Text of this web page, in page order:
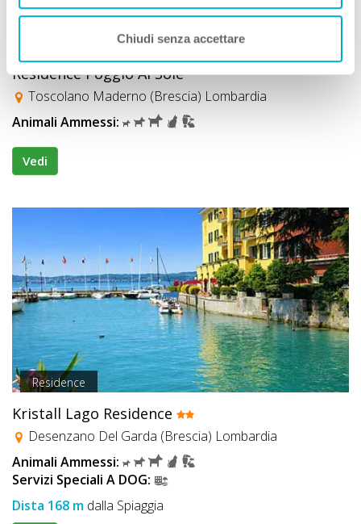
Chiudi senza accettare
Residence Poggio Al Sole
Toscolano Maderno (Brescia) Lombardia
Animali Ammessi:
Vedi
Residence
Kristall Lago Residence
Desenzano Del Garda (Brescia) Lombardia
Animali Ammessi:
Servizi Speciali A DOG:
Dista 168 m dalla Spiaggia